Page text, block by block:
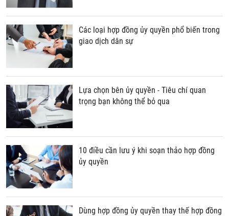
Các loại hợp đồng ủy quyền phổ biến trong
giao dịch dân sự
Lựa chọn bên ủy quyền - Tiêu chí quan
trọng bạn không thể bỏ qua
10 điều cần lưu ý khi soạn thảo hợp đồng
ủy quyền
Dùng hợp đồng ủy quyền thay thế hợp đồng